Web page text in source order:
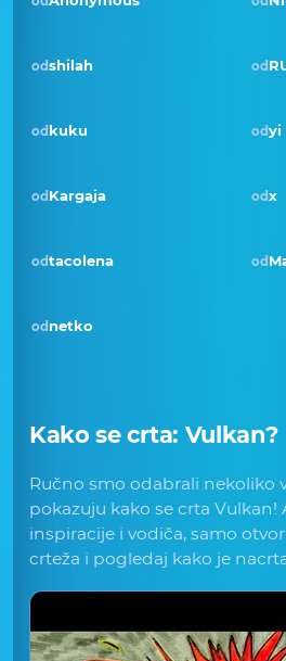
odshilah od
od kuku odyi
od Kargaja odx
odtacolena od
od netko
Kako se crta: Vulkan?
Ručno smo odabrali nekoliko
pokazuju kako se crta Vulkan!
inspiracije i vodiča, samo
crteža i pogledaj kako je